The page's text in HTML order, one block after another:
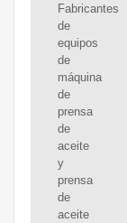
Fabricantes
de
equipos
de
máquina
de
prensa
de
aceite
y
prensa
de
aceite